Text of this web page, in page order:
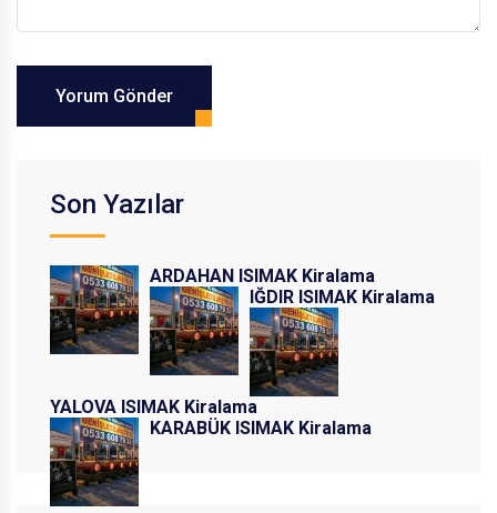
Yorum Gönder
Son Yazılar
ARDAHAN ISIMAK Kiralama
IĞDIR ISIMAK Kiralama
YALOVA ISIMAK Kiralama
KARABÜK ISIMAK Kiralama